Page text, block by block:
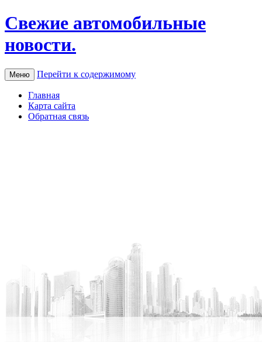
Свежие автомобильные
новости.
Меню Перейти к содержимому
Главная
Карта сайта
Обратная связь